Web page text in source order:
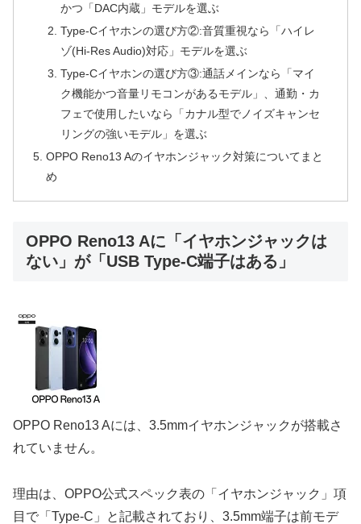
かつ「DAC内蔵」モデルを選ぶ
Type-Cイヤホンの選び方②:音質重視なら「ハイレ
ゾ(Hi-Res Audio)対応」モデルを選ぶ
Type-Cイヤホンの選び方③:通話メインなら「マイ
ク機能かつ音量リモコンがあるモデル」、通勤・カ
フェで使用したいなら「カナル型でノイズキャンセ
リングの強いモデル」を選ぶ
OPPO Reno13 Aのイヤホンジャック対策についてまと
め
OPPO Reno13 Aに「イヤホンジャックは
ない」が「USB Type-C端子はある」
OPPO Reno13 Aには、3.5mmイヤホンジャックが搭載さ
れていません。
理由は、OPPO公式スペック表の「イヤホンジャック」項
目で「Type-C」と記載されており、3.5mm端子は前モデ